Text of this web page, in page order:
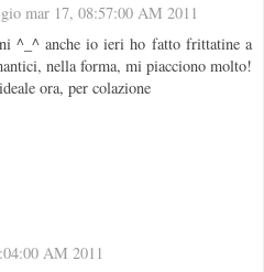
gio mar 17, 08:57:00 AM 2011
^_^ anche io ieri ho fatto frittatine a
nella forma, mi piacciono molto!
ora, per colazione
AM 2011